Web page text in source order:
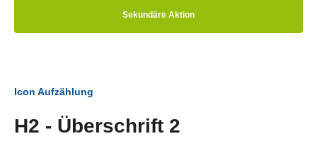
Sekundäre Aktion
Icon Aufzählung
H2 - Überschrift 2